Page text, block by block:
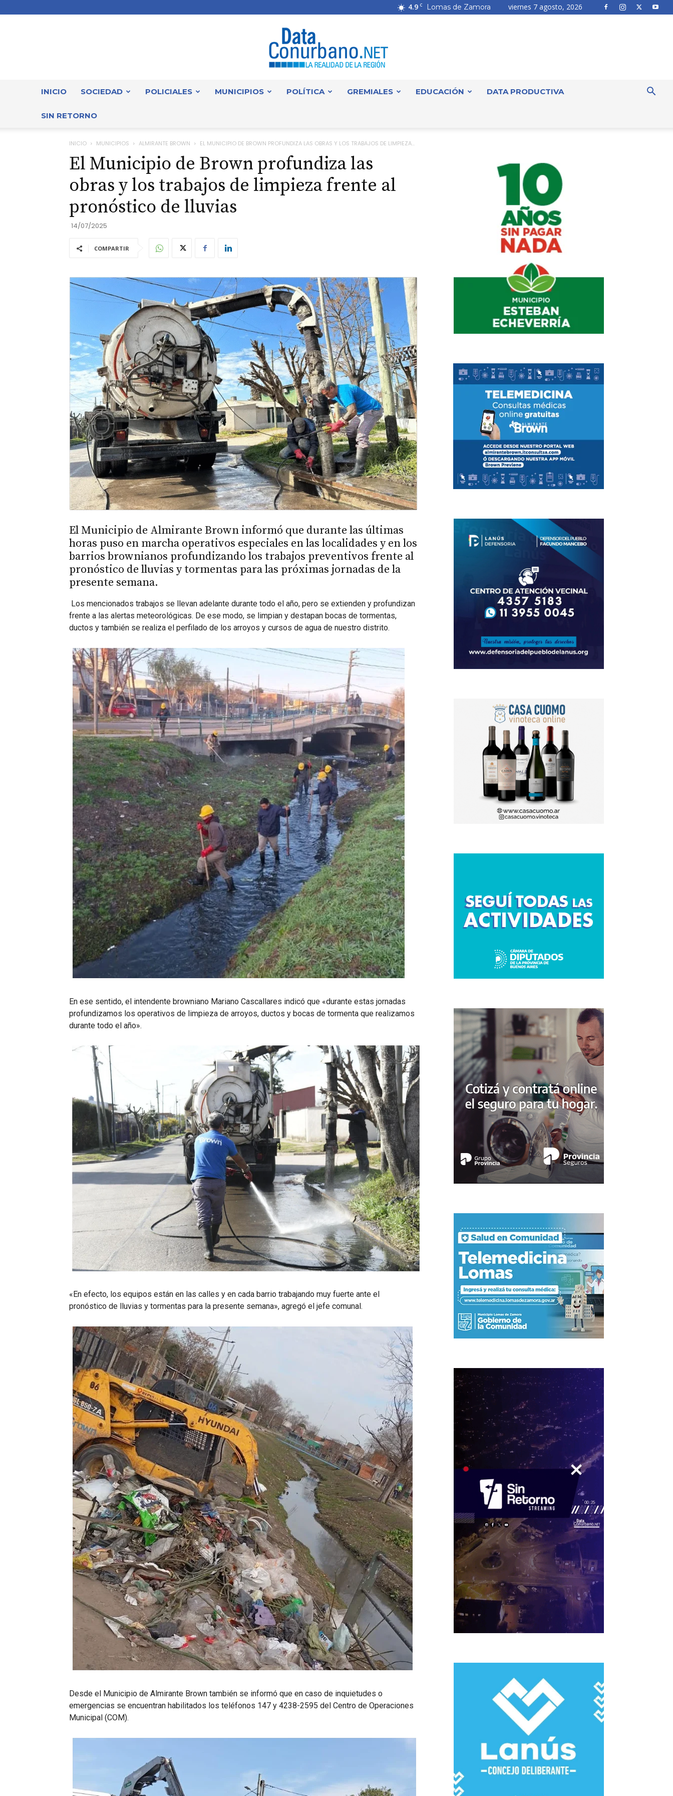
4.9 C Lomas de Zamora viernes 7 agosto, 2026
INICIO SOCIEDAD POLICIALES MUNICIPIOS POLÍTICA GREMIALES EDUCACIÓN DATA PRODUCTIVA
SIN RETORNO
INICIO MUNICIPIOS ALMIRANTE BROWN EL MUNICIPIO DE BROWN PROFUNDIZA LAS OBRAS Y LOS TRABAJOS DE LIMPIEZA...
El Municipio de Brown profundiza las
obras y los trabajos de limpieza frente al
pronóstico de lluvias
14/07/2025
COMPARTIR
El Municipio de Almirante Brown informó que durante las últimas
horas puso en marcha operativos especiales en las localidades y en los
barrios brownianos profundizando los trabajos preventivos frente al
pronóstico de lluvias y tormentas para las próximas jornadas de la
presente semana.
Los mencionados trabajos se llevan adelante durante todo el año, pero se extienden y profundizan
frente a las alertas meteorológicas. De ese modo, se limpian y destapan bocas de tormentas,
ductos y también se realiza el perfilado de los arroyos y cursos de agua de nuestro distrito.
En ese sentido, el intendente browniano Mariano Cascallares indicó que «durante estas jornadas
profundizamos los operativos de limpieza de arroyos, ductos y bocas de tormenta que realizamos
durante todo el año».
«En efecto, los equipos están en las calles y en cada barrio trabajando muy fuerte ante el
pronóstico de lluvias y tormentas para la presente semana», agregó el jefe comunal.
Desde el Municipio de Almirante Brown también se informó que en caso de inquietudes o
emergencias se encuentran habilitados los teléfonos 147 y 4238-2595 del Centro de Operaciones
Municipal (COM).